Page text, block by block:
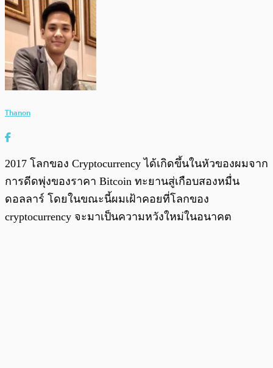
Thanon
2017 โลกของ Cryptocurrency ได้เกิดขึ้นในหัวของผมจาก
การดีดพุ่งของราคา Bitcoin ทะยานสู่เกือบสองหมื่น
ดอลลาร์ โดยในขณะนี้ผมเฝ้าคอยที่โลกของ
cryptocurrency จะมาเป็นความหวังใหม่ในอนาคต